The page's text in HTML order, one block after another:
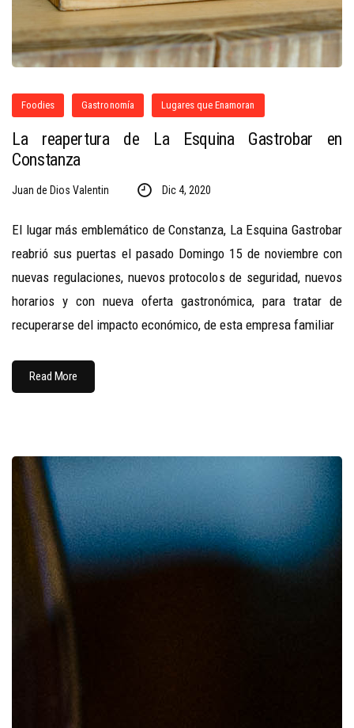
Foodies Gastronomía Lugares que Enamoran
La reapertura de La Esquina Gastrobar en
Constanza
Juan de Dios Valentin Dic 4, 2020
El lugar más emblemático de Constanza, La Esquina Gastrobar
reabrió sus puertas el pasado Domingo 15 de noviembre con
nuevas regulaciones, nuevos protocolos de seguridad, nuevos
horarios y con nueva oferta gastronómica, para tratar de
recuperarse del impacto económico, de esta empresa familiar
Read More